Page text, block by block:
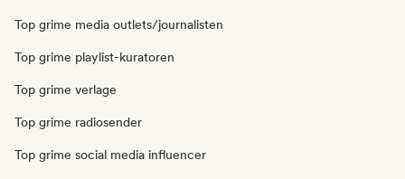
Top grime media outlets/journalisten
Top grime playlist-kuratoren
Top grime verlage
Top grime radiosender
Top grime social media influencer